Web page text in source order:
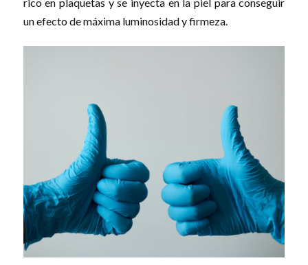
un efecto de máxima luminosidad y firmeza.